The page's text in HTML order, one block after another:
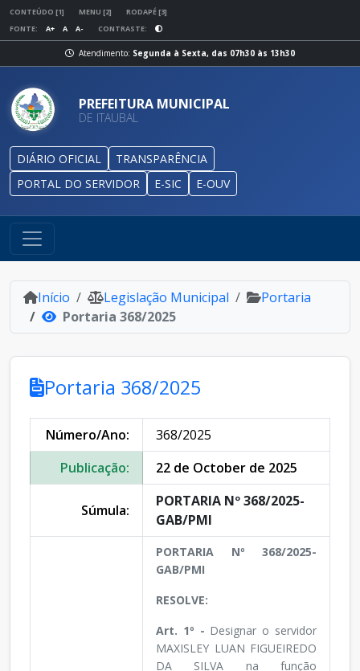
CONTEÚDO [1] MENU [2]
RODAPÉ [3]
FONTE:
A+ A A- CONTRASTE:
Atendimento: Segunda à Sexta, das 07h30 às 13h30
PREFEITURA MUNICIPAL
DE ITAUBAL
DIÁRIO OFICIAL
TRANSPARÊNCIA
PORTAL DO SERVIDOR
E-SIC E-OUV
Início Legislação Municipal
Portaria
Portaria 368/2025
Portaria 368/2025
Número/Ano:
368/2025
Publicação:
22 de October de 2025
Súmula:
PORTARIA Nº 368/2025-
GAB/PMI
PORTARIA Nº 368/2025-
GAB/PMI
RESOLVE:
Art. 1º - Designar o servidor
MAXISLEY LUAN FIGUEIREDO
DA SILVA na função